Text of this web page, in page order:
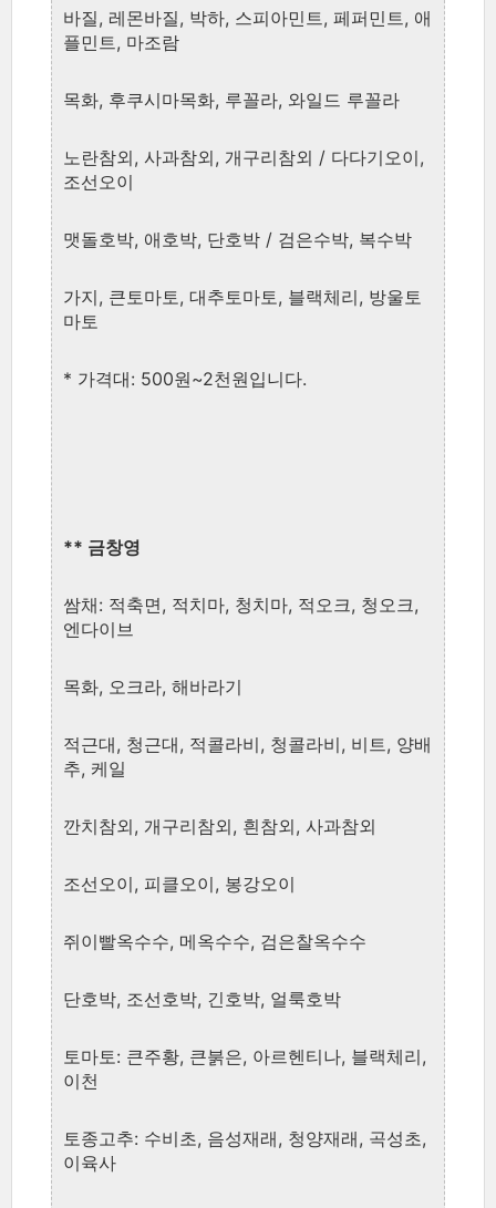
바질, 레몬바질, 박하, 스피아민트, 페퍼민트, 애
플민트, 마조람
목화, 후쿠시마목화, 루꼴라, 와일드 루꼴라
노란참외, 사과참외, 개구리참외 / 다다기오이,
조선오이
맷돌호박, 애호박, 단호박 / 검은수박, 복수박
가지, 큰토마토, 대추토마토, 블랙체리, 방울토
마토
* 가격대: 500원~2천원입니다.
** 금창영
쌈채: 적축면, 적치마, 청치마, 적오크, 청오크,
엔다이브
목화, 오크라, 해바라기
적근대, 청근대, 적콜라비, 청콜라비, 비트, 양배
추, 케일
깐치참외, 개구리참외, 흰참외, 사과참외
조선오이, 피클오이, 봉강오이
쥐이빨옥수수, 메옥수수, 검은찰옥수수
단호박, 조선호박, 긴호박, 얼룩호박
토마토: 큰주황, 큰붉은, 아르헨티나, 블랙체리,
이천
토종고추: 수비초, 음성재래, 청양재래, 곡성초,
이육사